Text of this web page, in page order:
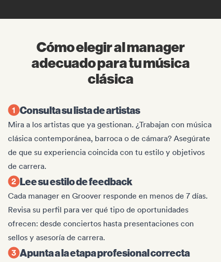
Cómo elegir al manager
adecuado para tu música
clásica
Consulta su lista de artistas
Mira a los artistas que ya gestionan. ¿Trabajan con música
clásica contemporánea, barroca o de cámara? Asegúrate
de que su experiencia coincida con tu estilo y objetivos
de carrera.
Lee su estilo de feedback
Cada manager en Groover responde en menos de 7 días.
Revisa su perfil para ver qué tipo de oportunidades
ofrecen: desde conciertos hasta presentaciones con
sellos y asesoría de carrera.
Apunta a la etapa profesional correcta